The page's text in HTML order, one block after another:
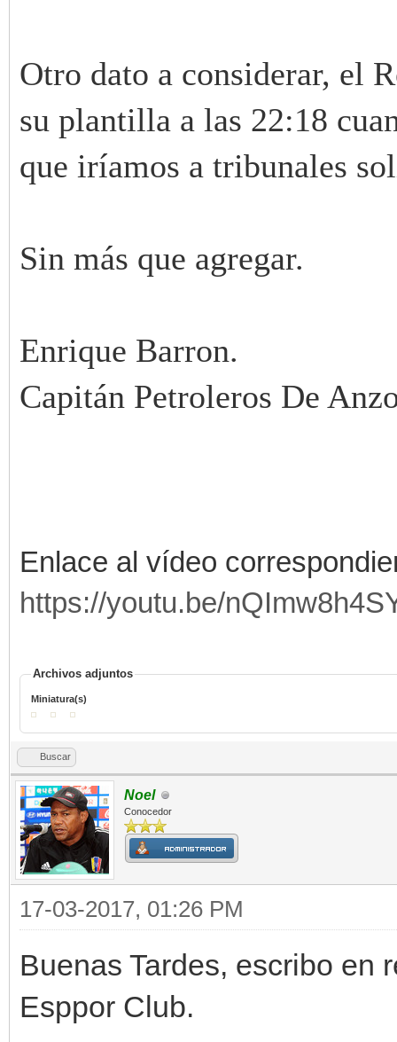
Otro dato a considerar, el
su plantilla a las 22:18
que iríamos a tribunales
Sin más que agregar.
Enrique Barron.
Capitán Petroleros De
Enlace al vídeo
https://youtu.be/
Archivos adjuntos
Miniatura(s)
Buscar
Noel
Conocedor
17-03-2017, 01:26 PM
Buenas Tardes, escribo en
Esppor Club.